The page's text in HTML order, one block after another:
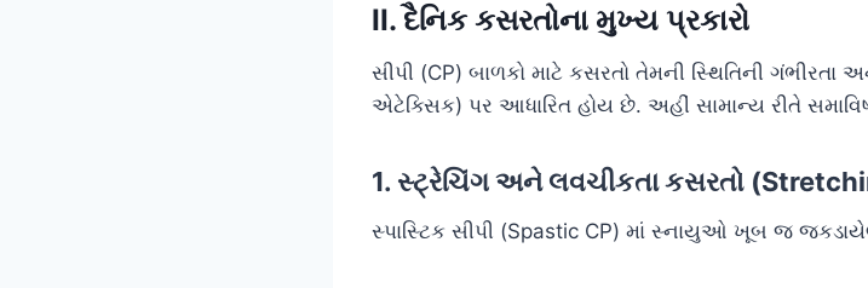
II. દૈનિક કસરતોના મુખ્ય પ્રકારો
સીપી (CP) બાળકો માટે કસરતો તેમની સ્થિતિની
એટેક્સિક) પર આધારિત હોય છે. અહીં સામાન્ય રીતે
1. સ્ટ્રેચિંગ અને લવચીકતા કસરતો
સ્પાસ્ટિક સીપી (Spastic CP) માં સ્નાયુઓ ખૂબ જ